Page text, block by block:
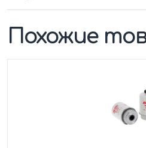
Похожие